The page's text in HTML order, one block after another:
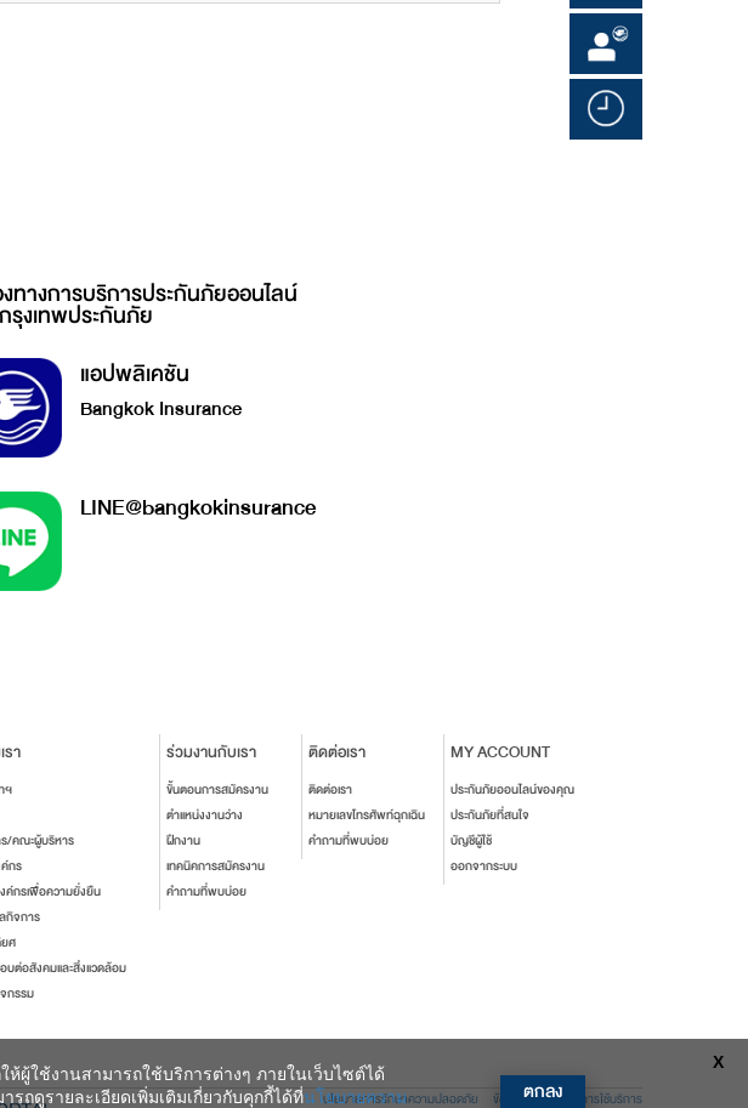
ทางการบริการประกันภัยออนไลน์
รุงเทพประกันภัย
แอปพลิเคชัน
Bangkok Insurance
LINE@bangkokinsurance
X
ผู้ใช้งานสามารถใช้บริการต่างๆ ภายในเว็บไซต์ได้
ถดูรายละเอียดเพิ่มเติมเกี่ยวกับคุกกี้ได้ที่นโยบายความ ตกลง
า
ฯ
/คณะผู้บริหาร
กร
กรเพื่อความยั่งยืน
กิจการ
ศ
บต่อสังคมและสิ่งแวดล้อม
กรรม
ร่วมงานกับเรา
ขั้นตอนการสมัครงาน
ตำแหน่งงานว่าง
ฝึกงาน
เทคนิคการสมัครงาน
คำถามที่พบบ่อย
ติดต่อเรา
ติดต่อเรา
หมายเลขโทรศัพท์ฉุกเฉิน
คำถามที่พบบ่อย
MY ACCOUNT
ประกันภัยออนไลน์ของคุณ
ประกันภัยที่สนใจ
บัญชีผู้ใช้
ออกจากระบบ
นโยบายการรักษาความปลอดภัย ข้อตกลงและเงื่อนไขการใช้บริการ